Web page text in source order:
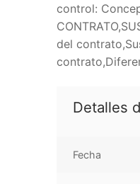
control:
del
Detalles
Fecha